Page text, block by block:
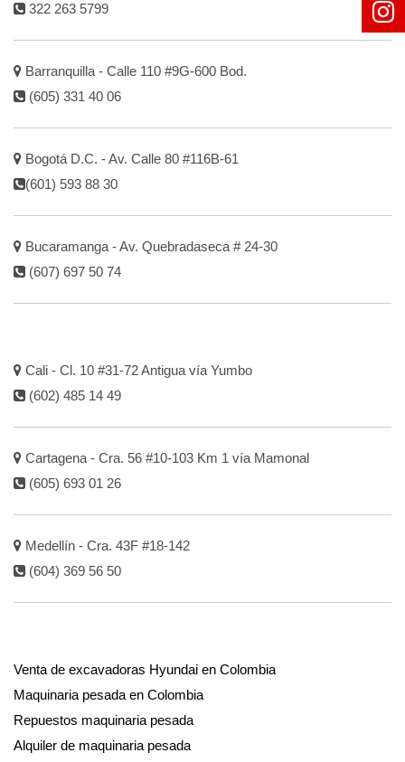
322 263 5799
Barranquilla - Calle 110 #9G-600 Bod.
(605) 331 40 06
Bogotá D.C. - Av. Calle 80 #116B-61
(601) 593 88 30
Bucaramanga - Av. Quebradaseca # 24-30
(607) 697 50 74
Cali - Cl. 10 #31-72 Antigua vía Yumbo
(602) 485 14 49
Cartagena - Cra. 56 #10-103 Km 1 vía Mamonal
(605) 693 01 26
Medellín - Cra. 43F #18-142
(604) 369 56 50
Venta de excavadoras Hyundai en Colombia
Maquinaria pesada en Colombia
Repuestos maquinaria pesada
Alquiler de maquinaria pesada